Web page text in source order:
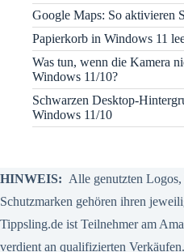
Google Maps: So aktivieren
Papierkorb in Windows 11
Was tun, wenn die Kamera
Windows 11/10?
Schwarzen Desktop-
Windows 11/10
HINWEIS: Alle genutzten
Schutzmarken gehören ihren
Tippsling.de ist Teilnehmer am
verdient an qualifizierten Verkäufen.